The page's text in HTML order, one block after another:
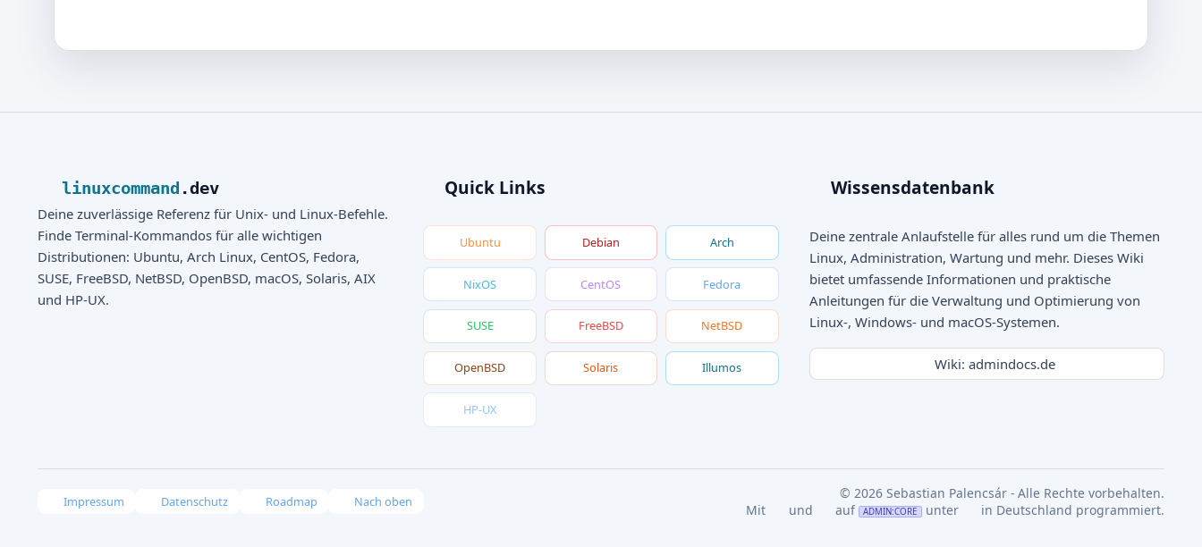
linuxcommand .dev
Deine zuverlässige Referenz für Unix- und Linux-Befehle.
Finde Terminal-Kommandos für alle wichtigen
Distributionen: Ubuntu, Arch Linux, CentOS, Fedora,
SUSE, FreeBSD, NetBSD, OpenBSD, macOS, Solaris, AIX
und HP-UX.
Quick Links
Ubuntu Debian Arch
NixOS CentOS Fedora
SUSE FreeBSD NetBSD
OpenBSD Solaris Illumos
HP-UX
Wissensdatenbank
Deine zentrale Anlaufstelle für alles rund um die Themen
Linux, Administration, Wartung und mehr. Dieses Wiki
bietet umfassende Informationen und praktische
Anleitungen für die Verwaltung und Optimierung von
Linux-, Windows- und macOS-Systemen.
Wiki: admindocs.de
Impressum Datenschutz Roadmap Nach oben
© 2026 Sebastian Palencsár - Alle Rechte vorbehalten.
Mit
und auf ADMIN:CORE unter in Deutschland programmiert.